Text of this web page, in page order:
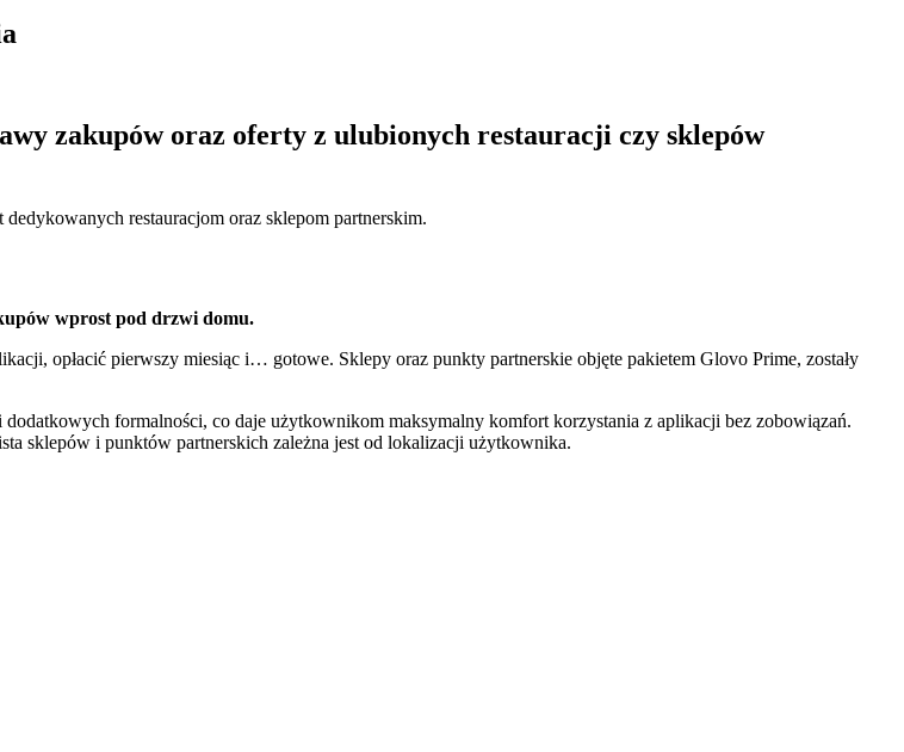
zakupów oraz oferty z ulubionych restauracji czy sklepów
restauracjom oraz sklepom partnerskim.
wprost pod drzwi domu.
opłacić pierwszy miesiąc i… gotowe. Sklepy oraz punkty partnerskie objęte pakietem Glovo Prime, zostały
formalności, co daje użytkownikom maksymalny komfort korzystania z aplikacji bez zobowiązań.
sklepów i punktów partnerskich zależna jest od lokalizacji użytkownika.